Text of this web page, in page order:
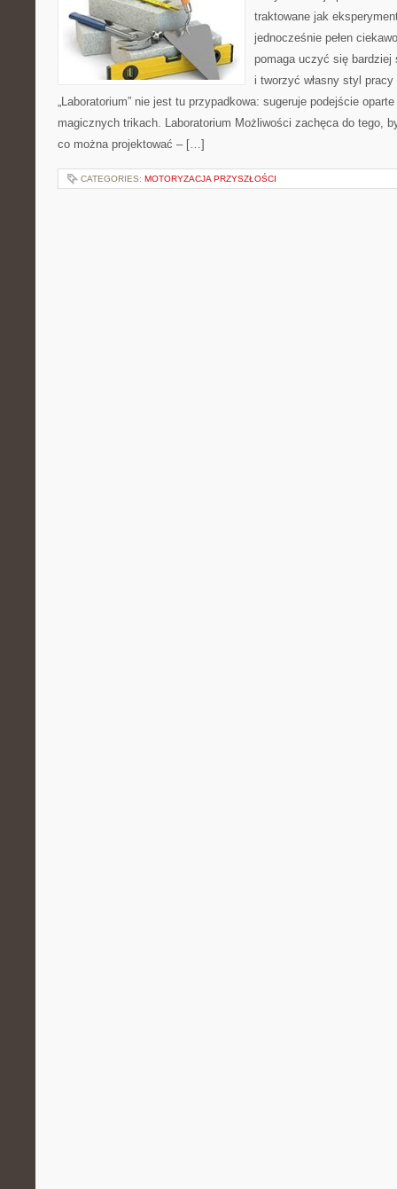
traktowane jak
jednocześnie pełen
pomaga uczyć się bardziej
i tworzyć własny styl
„Laboratorium” nie jest tu przypadkowa: sugeruje podejście
magicznych trikach. Laboratorium Możliwości zachęca do tego,
co można projektować – […]
CATEGORIES: MOTORYZACJA PRZYSZŁOŚCI